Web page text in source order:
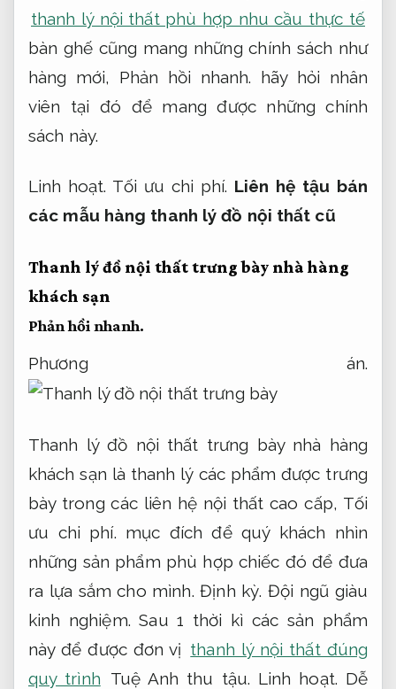
thanh lý nội thất phù hợp nhu cầu thực tế
bàn ghế cũng mang những chính sách như
hàng mới, Phản hồi nhanh. hãy hỏi nhân
viên tại đó để mang được những chính
sách này.
Linh hoạt. Tối ưu chi phí. Liên hệ tậu bán
các mẫu hàng thanh lý đồ nội thất cũ
Thanh lý đồ nội thất trưng bày nhà hàng
khách sạn
Phản hồi nhanh.
Phương án.
Thanh lý đồ nội thất trưng bày nhà hàng
khách sạn là thanh lý các phẩm được trưng
bày trong các liên hệ nội thất cao cấp, Tối
ưu chi phí. mục đích để quý khách nhìn
những sản phẩm phù hợp chiếc đó để đưa
ra lựa sắm cho mình.Định kỳ. Đội ngũ giàu
kinh nghiệm. Sau 1 thời kì các sản phẩm
này để được đơn vị thanh lý nội thất đúng
quy trình Tuệ Anh thu tậu. Linh hoạt. Dễ